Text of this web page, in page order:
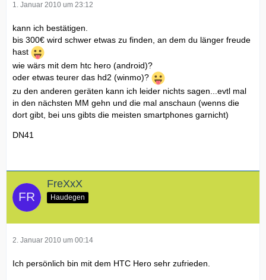
1. Januar 2010 um 23:12
kann ich bestätigen.
bis 300€ wird schwer etwas zu finden, an dem du länger freude
hast
wie wärs mit dem htc hero (android)?
oder etwas teurer das hd2 (winmo)?
zu den anderen geräten kann ich leider nichts sagen...evtl mal
in den nächsten MM gehn und die mal anschaun (wenns die
dort gibt, bei uns gibts die meisten smartphones garnicht)
DN41
FreXxX
Haudegen
2. Januar 2010 um 00:14
Ich persönlich bin mit dem HTC Hero sehr zufrieden.